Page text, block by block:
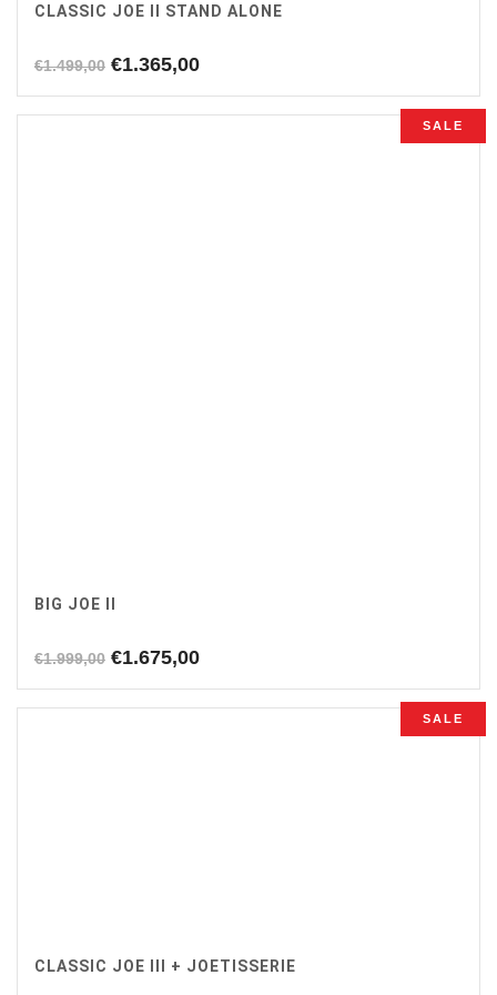
CLASSIC JOE II STAND ALONE
€1.499,00 Oorspronkelijke
was:
€1.365,00Huidige
is:
SALE
BIG JOE II
€1.999,00 Oorspronkelijke
was:
€1.675,00Huidige
is:
SALE
CLASSIC JOE III + JOETISSERIE